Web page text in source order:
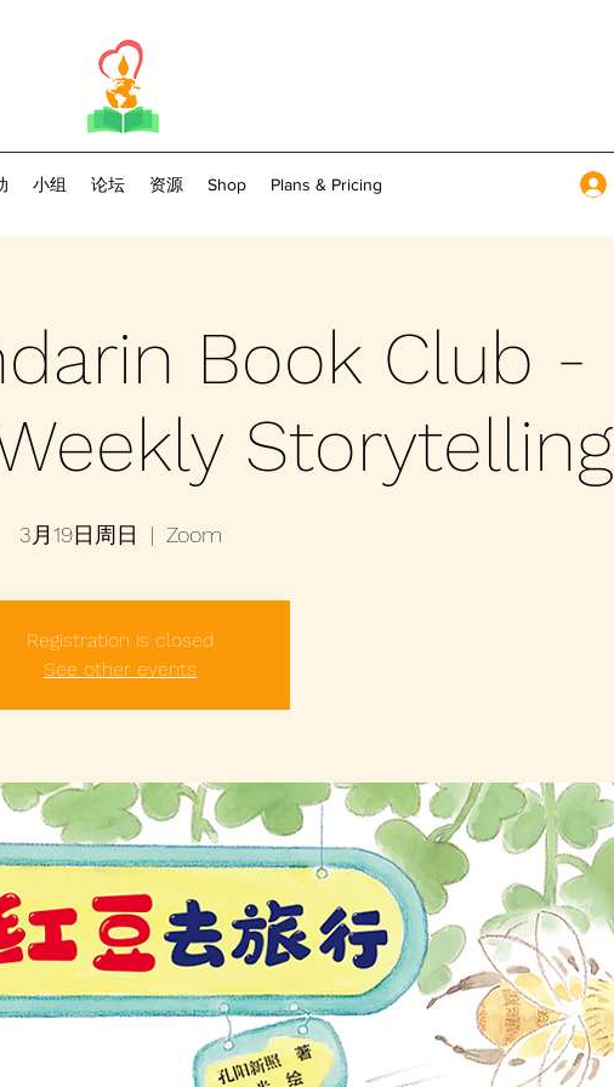
小组 论坛 资源 Shop Plans & Pricing
Book Club -
Storytelling
3月19日周日
  |
Zoom
Registration is closed
See other events